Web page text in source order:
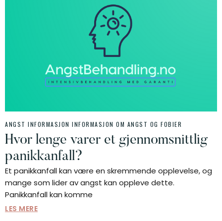
ANGST INFORMASJON INFORMASJON OM ANGST OG FOBIER
Hvor lenge varer et gjennomsnittlig
panikkanfall?
Et panikkanfall kan være en skremmende opplevelse, og
mange som lider av angst kan oppleve dette.
Panikkanfall kan komme
LES MERE